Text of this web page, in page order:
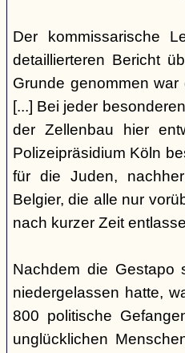
Der kommissarische
detaillierteren Bericht
Grunde genommen
[...] Bei jeder
der Zellenbau hier
Polizeipräsidium Köln
für die Juden,
Belgier, die alle nur
nach kurzer Zeit
Nachdem die Gestapo
niedergelassen hatte,
800 politische
unglücklichen